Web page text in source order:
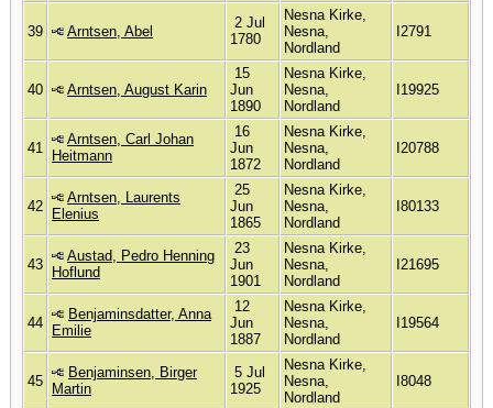
39 Arntsen, Abel
2 Jul
1780
Nesna Kirke,
Nesna,
Nordland
I2791
40 Arntsen, August Karin
15
Jun
1890
Nesna Kirke,
Nesna,
Nordland
I19925
41
Arntsen, Carl Johan
Heitmann
16
Jun
1872
Nesna Kirke,
Nesna,
Nordland
I20788
42
Arntsen, Laurents
Elenius
25
Jun
1865
Nesna Kirke,
Nesna,
Nordland
I80133
43
Austad, Pedro Henning
Hoflund
23
Jun
1901
Nesna Kirke,
Nesna,
Nordland
I21695
44
Benjaminsdatter, Anna
Emilie
12
Jun
1887
Nesna Kirke,
Nesna,
Nordland
I19564
45
Benjaminsen, Birger
Martin
5 Jul
1925
Nesna Kirke,
Nesna,
Nordland
I8048